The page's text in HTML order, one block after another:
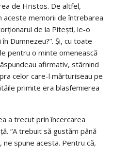
de Hristos. De altfel,
aceste memorii de întrebarea
de la Piteşti, le-o
Dumnezeu?”. Şi, cu toate
pentru o minte omenească
afirmativ, stârnind
celor care-l mărturiseau pe
primite era blasfemierea
a trecut prin încercarea
“A trebuit să gustăm până
ne spune acesta. Pentru că,